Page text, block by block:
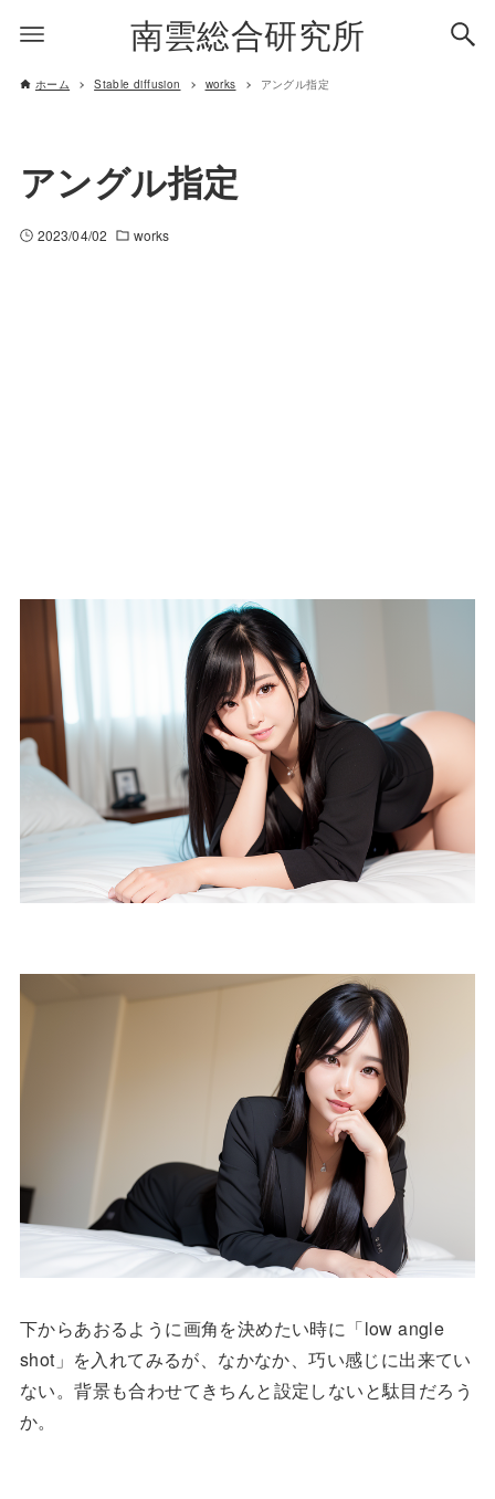
南雲総合研究所
ホーム Stable diffusion works アングル指定
アングル指定
2023/04/02 works
下からあおるように画角を決めたい時に「low angle
shot」を入れてみるが、なかなか、巧い感じに出来てい
ない。背景も合わせてきちんと設定しないと駄目だろう
か。